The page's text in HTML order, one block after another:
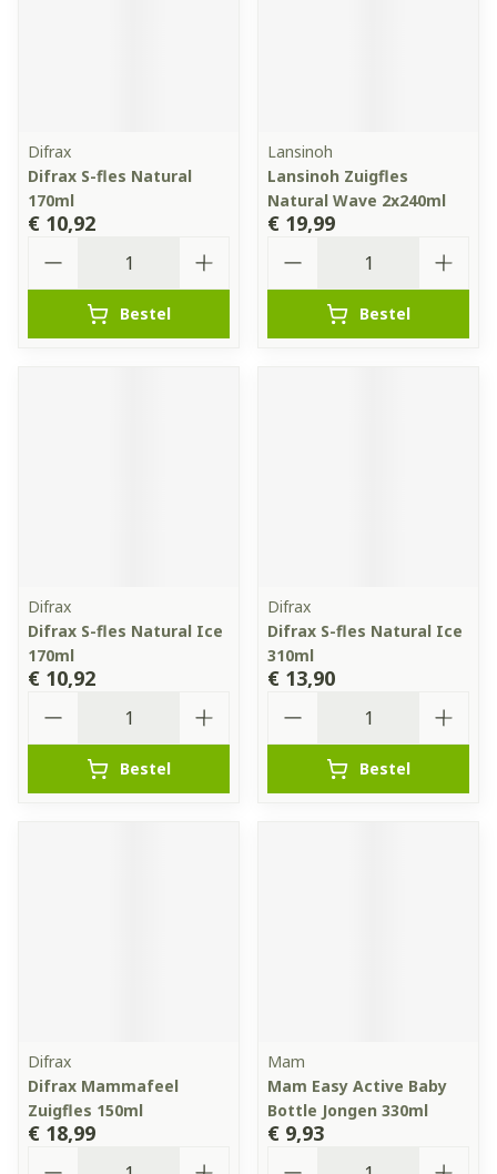
Difrax
Difrax S-fles Natural
170ml
€ 10,92
Bestel
Lansinoh
Lansinoh Zuigfles
Natural Wave 2x240ml
€ 19,99
Bestel
Difrax
Difrax S-fles Natural Ice
170ml
€ 10,92
Bestel
Difrax
Difrax S-fles Natural Ice
310ml
€ 13,90
Bestel
Difrax
Difrax Mammafeel
Zuigfles 150ml
€ 18,99
Mam
Mam Easy Active Baby
Bottle Jongen 330ml
€ 9,93